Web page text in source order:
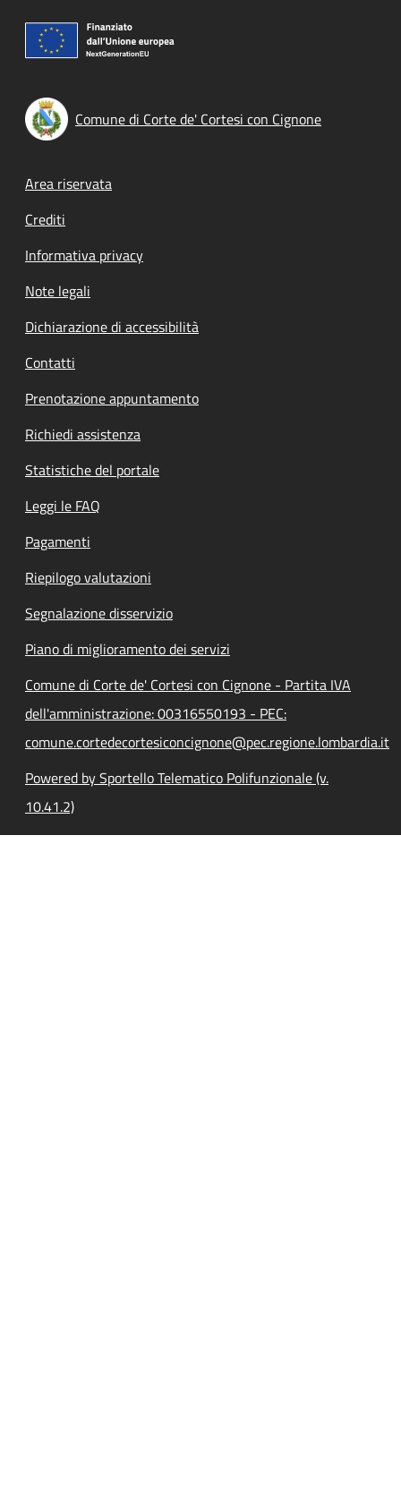
Comune di Corte de' Cortesi con Cignone
Footer menu
Area riservata
Crediti
Informativa privacy
Note legali
Dichiarazione di accessibilità
Contatti
Prenotazione appuntamento
Richiedi assistenza
Statistiche del portale
Leggi le FAQ
Pagamenti
Riepilogo valutazioni
Segnalazione disservizio
Piano di miglioramento dei servizi
Comune di Corte de' Cortesi con Cignone - Partita IVA
dell'amministrazione: 00316550193 - PEC:
comune.cortedecortesiconcignone@pec.regione.lombardia.it
Powered by Sportello Telematico Polifunzionale (v.
10.41.2)